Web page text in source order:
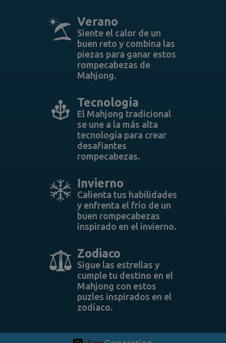
Verano
Siente el calor de un
buen reto y combina las
piezas para ganar estos
rompecabezas de
Mahjong.
Tecnología
El Mahjong tradicional
se une a la más alta
tecnología para crear
desafiantes
rompecabezas.
Invierno
Calienta tus habilidades
y enfrenta el frío de un
buen rompecabezas
inspirado en el invierno.
Zodiaco
Sigue las estrellas y
cumple tu destino en el
Mahjong con estos
puzles inspirados en el
zodíaco.